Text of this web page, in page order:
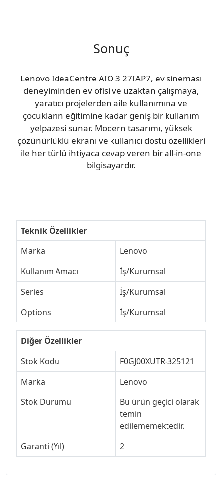
Sonuç
Lenovo IdeaCentre AIO 3 27IAP7, ev sineması
deneyiminden ev ofisi ve uzaktan çalışmaya,
yaratıcı projelerden aile kullanımına ve
çocukların eğitimine kadar geniş bir kullanım
yelpazesi sunar. Modern tasarımı, yüksek
çözünürlüklü ekranı ve kullanıcı dostu özellikleri
ile her türlü ihtiyaca cevap veren bir all-in-one
bilgisayardır.
Teknik Özellikler
Marka
Lenovo
Kullanım Amacı
İş/Kurumsal
Series
İş/Kurumsal
Options
İş/Kurumsal
Diğer Özellikler
Stok Kodu
F0GJ00XUTR-325121
Marka
Lenovo
Stok Durumu
Bu ürün geçici olarak
temin
edilememektedir.
Garanti (Yıl)
2